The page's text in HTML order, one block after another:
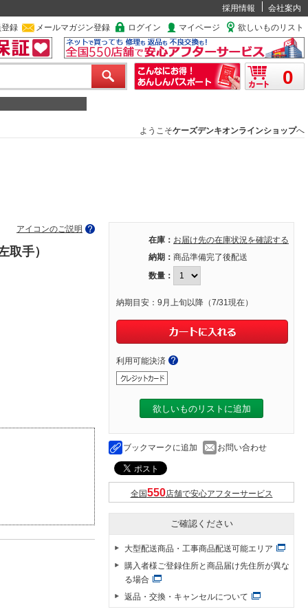
採用情報
会社案内
録 メールマガジン登録 ログイン マイページ 欲しいものリスト
0
ようこそケーズデンキオンラインショップへ
アイコンのご説明
手）
在庫： お届け先の在庫状況を確認する
納期： 商品準備完了後配送
数量：
納期目安：9月上旬以降（7/31現在）
利用可能決済
欲しいものリストに追加
ブックマークに追加 お問い合わせ
全国 店舗で安心アフターサービス
ご確認ください
大型配送商品・工事商品配送可能エリア
購入者様ご登録住所と商品届け先住所が異な
る場合
返品・交換・キャンセルについて